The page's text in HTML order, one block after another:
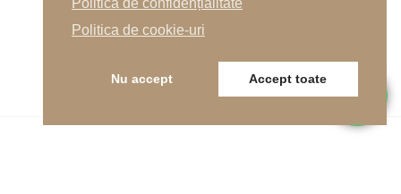
Anterior
Următor
Politica de cookie-uri
Nu accept Accept toate